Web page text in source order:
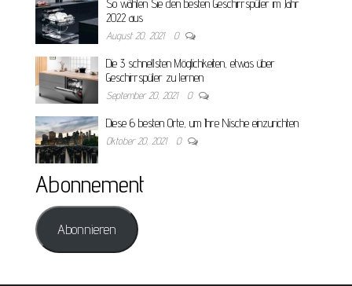
So wählen Sie den besten Geschirrspüler im Jahr
2022 aus
August 20, 2021 0
Die 3 schnellsten Möglichkeiten, etwas über
Geschirrspüler zu lernen
September 20, 2021 0
Diese 6 besten Orte, um Ihre Nische einzurichten
Oktober 20, 2021 0
Abonnement
Abonnieren